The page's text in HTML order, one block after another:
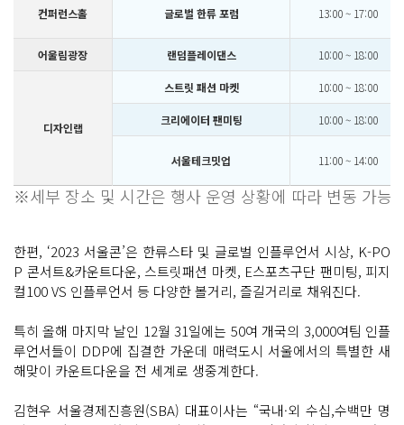
컨퍼런스홀 글로벌 한류 포럼 13:00 ~ 17:00
어울림광장 랜덤플레이댄스 10:00 ~ 18:00
디자인랩
스트릿 패션 마켓 10:00 ~ 18:00
크리에이터 팬미팅 10:00 ~ 18:00
서울테크밋업 11:00 ~ 14:00
※세부 장소 및 시간은 행사 운영 상황에 따라 변동 가능
한편, ‘2023 서울콘’은 한류스타 및 글로벌 인플루언서 시상, K-PO
P 콘서트&카운트다운, 스트릿패션 마켓, E스포츠구단 팬미팅, 피지
컬100 VS 인플루언서 등 다양한 볼거리, 즐길거리로 채워진다.
특히 올해 마지막 날인 12월 31일에는 50여 개국의 3,000여팀 인플
루언서들이 DDP에 집결한 가운데 매력도시 서울에서의 특별한 새
해맞이 카운트다운을 전 세계로 생중계한다.
김현우 서울경제진흥원(SBA) 대표이사는 “국내·외 수십,수백만 명